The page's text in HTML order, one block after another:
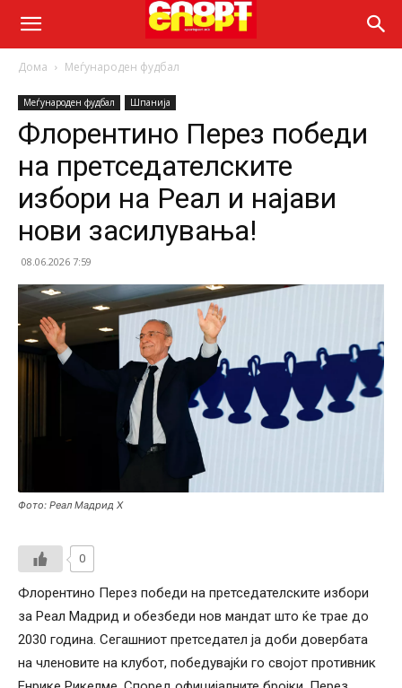
Дома Меѓународен фудбал
Меѓународен фудбал Шпанија
Флорентино Перез победи
на претседателските
избори на Реал и најави
нови засилувања!
08.06.2026 7:59
Фото: Реал Мадрид Х
0
Флорентино Перез победи на претседателските избори
за Реал Мадрид и обезбеди нов мандат што ќе трае до
2030 година. Сегашниот претседател ја доби довербата
на членовите на клубот, победувајќи го својот противник